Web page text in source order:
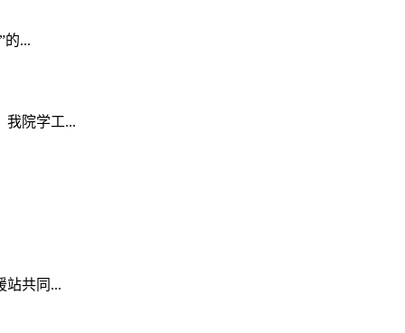
的...
我院学工...
站共同...